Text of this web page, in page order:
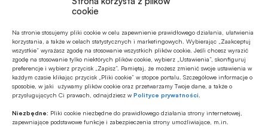
cookie
Na stronie stosujemy pliki cookie w celu zapewnienie prawidłowego działania, ułatwienia
korzystania, a także w celach statystycznych i marketingowych. Wybierając „Zaakceptuj
wszystkie” wyrażasz zgodę na stosowanie wszystkich plików cookie. Jeśli chcesz wyrazić
zgodę na stosowanie tylko niektórych plików cookie, wybierz „Ustawienia”, skonfiguruj
preferencje i wybierz przycisk „Zapisz”. Pamiętaj, że możesz zmienić swoje ustawienia w
każdym czasie klikając przycisk „Pliki cookie” w stopce portalu. Szczegółowe informacje o
sposobie, w jaki używamy plików cookie oraz przetwarzamy Twoje dane, a także o
przysługujących Ci prawach, odnajdziesz wPolityce prywatności
Niezbędne: Pliki cookie niezbędne do prawidłowego działania strony internetowej,
zapewniające podstawowe funkcje i zabezpieczenia strony umożliwiające, m.in.
PAP BIZNES
Udostępnij